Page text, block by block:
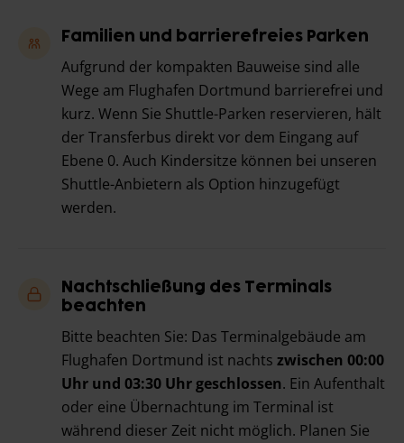
Familien und barrierefreies Parken
Aufgrund der kompakten Bauweise sind alle
Wege am Flughafen Dortmund barrierefrei und
kurz. Wenn Sie Shuttle-Parken reservieren, hält
der Transferbus direkt vor dem Eingang auf
Ebene 0. Auch Kindersitze können bei unseren
Shuttle-Anbietern als Option hinzugefügt
werden.
Nachtschließung des Terminals
beachten
Bitte beachten Sie: Das Terminalgebäude am
Flughafen Dortmund ist nachts zwischen 00:00
Uhr und 03:30 Uhr geschlossen. Ein Aufenthalt
oder eine Übernachtung im Terminal ist
während dieser Zeit nicht möglich. Planen Sie